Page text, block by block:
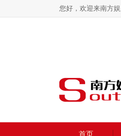
您好，欢迎来南方
首页